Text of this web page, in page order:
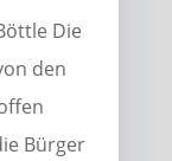
Die
den
Bürger